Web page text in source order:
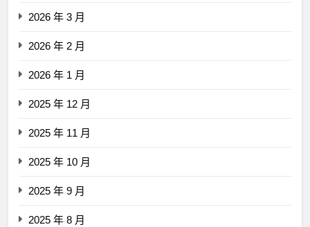
2026 年 3 月
2026 年 2 月
2026 年 1 月
2025 年 12 月
2025 年 11 月
2025 年 10 月
2025 年 9 月
2025 年 8 月